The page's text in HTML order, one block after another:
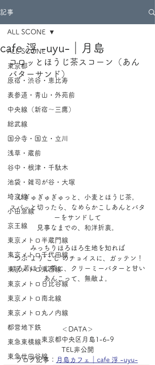
記事
ALL SCONE
東京都
原宿・渋谷・恵比寿
表参道・青山・外苑前
中央線（新宿～三鷹）
総武線
国分寺・国立・立川
浅草・蔵前
谷中・根津・千駄木
池袋・雑司が谷・大塚
埼京線
小田急線
京王線
東京メトロ半蔵門線
東京メトロ千代田線
東京メトロ東西線
東京メトロ日比谷線
東京メトロ南北線
東京メトロ丸ノ内線
都営地下鉄
東急東横線
東急世田谷線
ALL SCONE
cafe 浮 -uyu-｜月島
コロッとほうじ茶スコーン（あん
バターサンド）
むぎゅぎゅぎゅっと、小麦とほうじ茶。
スパッと切ったら、なめらかこしあんとバタ
ーをサンドして
見事なまでの、和洋折衷。
みっちりほろほろ生地を知れば
“つぶ”より“こし”のチョイスに、ガッテン！
ほろ苦ほうじ茶に、クリーミーバターと甘い
あんこって、無敵よ。
＜DATA＞
東京都中央区月島1-6-9
TEL非公開
ブログ記事：
月島カフェ｜cafe 浮 -uyu-